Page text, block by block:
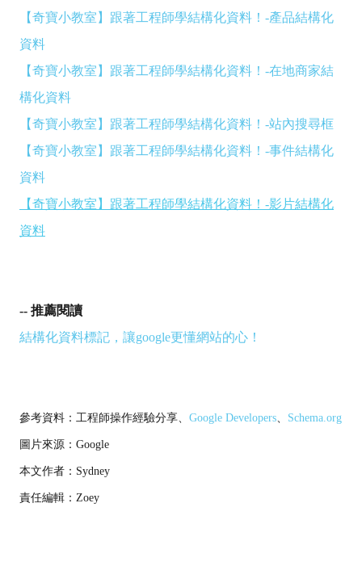
【奇寶小教室】跟著工程師學結構化資料！-產品結構化
資料
【奇寶小教室】跟著工程師學結構化資料！-在地商家結
構化資料
【奇寶小教室】跟著工程師學結構化資料！-站內搜尋框
【奇寶小教室】跟著工程師學結構化資料！-事件結構化
資料
【奇寶小教室】跟著工程師學結構化資料！-影片結構化
資料
-- 推薦閱讀
結構化資料標記，讓google更懂網站的心！
參考資料：工程師操作經驗分享、 Google Developers、 Schema.org
圖片來源：Google
本文作者：Sydney
責任編輯：Zoey